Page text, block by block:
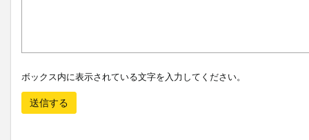
ボックス内に表示されている文字を入力してください。
送信する